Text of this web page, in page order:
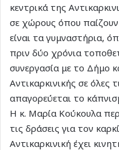
κεντρικά της
σε χώρους όπου
είναι τα γυμναστήρια,
πριν δύο χρόνια
συνεργασία με το Δήμο
Αντικαρκινικής σε όλες
απαγορεύεται το
Η κ. Μαρία Κούκουλα
τις δράσεις για τον
Αντικαρκινική έχει